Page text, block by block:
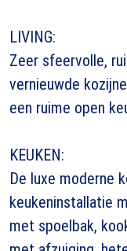
LIVING:
Zeer sfeervolle,
vernieuwde
een ruime open
KEUKEN:
De luxe moderne
keukeninstallatie
met spoelbak,